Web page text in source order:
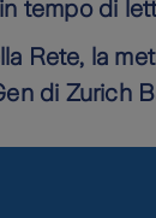
tempo di
Rete, la
di Zurich